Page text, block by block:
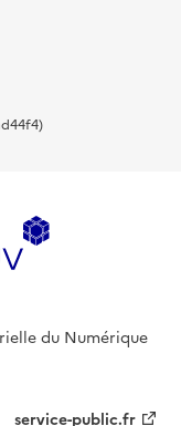
du Numérique
service-public.fr